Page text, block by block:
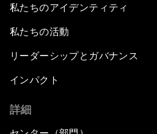
私たちのアイデンティティ
私たちの活動
リーダーシップとガバナンス
インパクト
詳細